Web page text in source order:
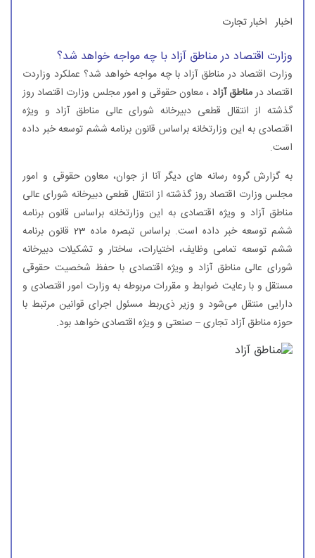
اخبار اخبار تجارت
وزارت اقتصاد در مناطق آزاد با چه مواجه خواهد شد؟
وزارت اقتصاد در مناطق آزاد با چه مواجه خواهد شد؟ عملكرد وزاردت
اقتصاد درمناطق آزاد ، معاون حقوقی و امور مجلس وزارت اقتصاد روز
گذشته از انتقال قطعی دبیرخانه شورای عالی مناطق‌ آزاد و ویژه
اقتصادی به این وزارتخانه براساس قانون برنامه ششم توسعه خبر داده
است.
به گزارش گروه رسانه های دیگر آنا از جوان، معاون حقوقی و امور
مجلس وزارت اقتصاد روز گذشته از انتقال قطعی دبیرخانه شورای عالی
مناطق‌ آزاد و ویژه اقتصادی به این وزارتخانه براساس قانون برنامه
ششم توسعه خبر داده است. براساس تبصره ماده 23 قانون برنامه
ششم توسعه تمامی وظایف، اختیارات، ساختار و تشكیلات دبیرخانه
شورای عالی مناطق آزاد و ویژه اقتصادی با حفظ شخصیت حقوقی
مستقل و با رعایت ضوابط و مقررات مربوطه به وزارت امور اقتصادی و
دارایی منتقل می‌شود و وزیر ذی‌ربط مسئول اجرای قوانین مرتبط با
حوزه مناطق آزاد تجاری – صنعتی و ویژه اقتصادی خواهد بود.